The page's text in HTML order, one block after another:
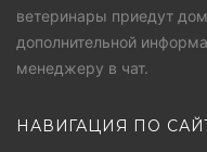
ветеринары приедут
дополнительной
менеджеру в чат.
НАВИГАЦИЯ ПО